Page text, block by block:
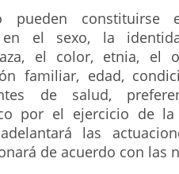
pueden
en el sexo, la
el color, etnia, el
familiar, edad,
de salud,
por el ejercicio de la
las
de acuerdo con las